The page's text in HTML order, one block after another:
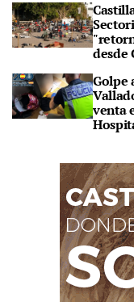
desde
Golpe
venta